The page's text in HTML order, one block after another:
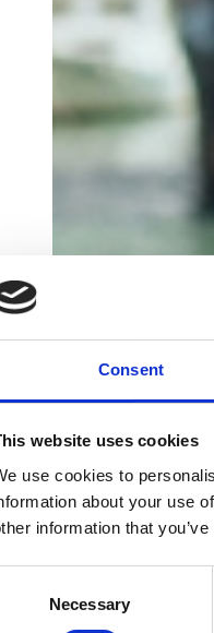
Consent
website uses cookies
use cookies to
about your use
information that
Necessary